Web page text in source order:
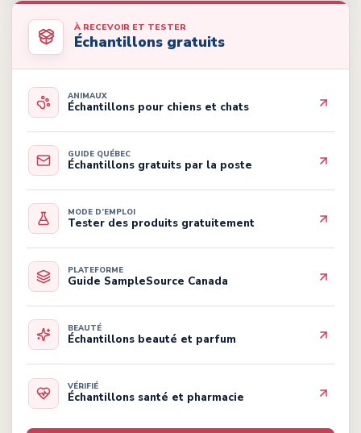
À RECEVOIR ET TESTER
Échantillons gratuits
ANIMAUX
Échantillons pour chiens et chats
GUIDE QUÉBEC
Échantillons gratuits par la poste
MODE D’EMPLOI
Tester des produits gratuitement
PLATEFORME
Guide SampleSource Canada
BEAUTÉ
Échantillons beauté et parfum
VÉRIFIÉ
Échantillons santé et pharmacie